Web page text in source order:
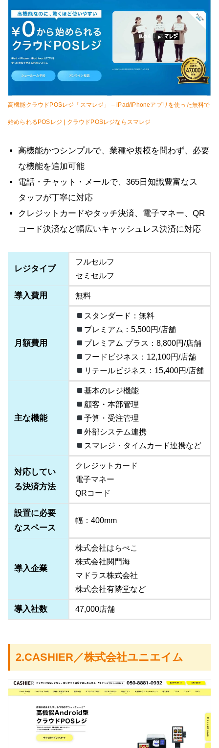
高機能クラウドPOSレジ「スマレジ」 – iPad/iPhoneアプリを使った無料で
始められるPOSレジ | クラウドPOSレジならスマレジ
高機能かつシンプルで、業種や規模を問わず、必要
な機能を追加可能
電話・チャット・メールで、365日知識豊富なス
タッフが丁寧に対応
クレジットカードやタッチ決済、電子マネー、QR
コード決済など幅広いキャッシュレス決済に対応
レジタイプ
フルセルフ
セミセルフ
導入費用 無料
月額費用
スタンダード：無料
プレミアム：5,500円/店舗
プレミアム プラス：8,800円/店舗
フードビジネス：12,100円/店舗
リテールビジネス：15,400円/店舗
主な機能
基本のレジ機能
顧客・本部管理
予算・受注管理
外部システム連携
スマレジ・タイムカード連携など
対応してい
る決済方法
クレジットカード
電子マネー
QRコード
設置に必要
なスペース
幅：400mm
導入企業
株式会社はらぺこ
株式会社関門海
マドラス株式会社
株式会社有隣堂など
導入社数 47,000店舗
2.CASHIER／株式会社ユニエイム